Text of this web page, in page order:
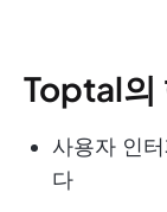
Toptal의
사용자 인
다